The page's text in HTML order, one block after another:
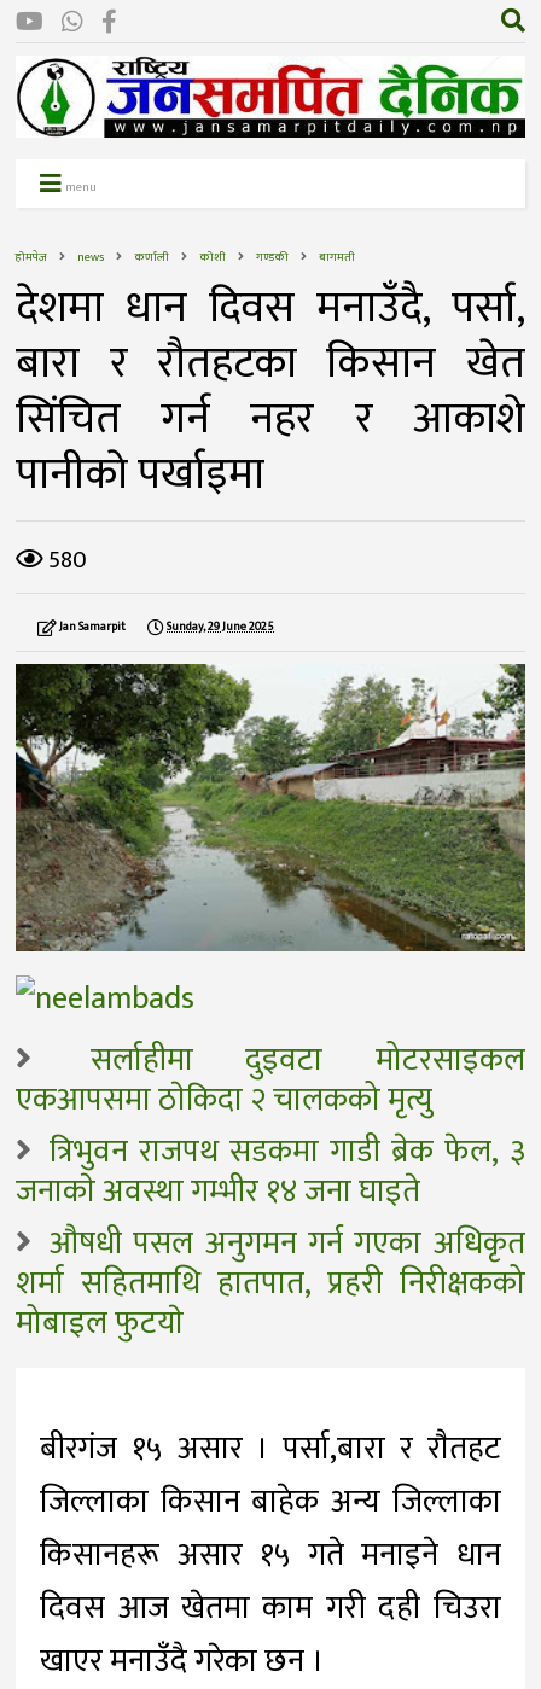
menu
होमपेज news कर्णाली कोशी गण्डकी बागमती
देशमा धान दिवस मनाउँदै, पर्सा,
बारा र राैतहटका किसान खेत
सिंचित गर्न नहर र आकाशे
पानीकाे पर्खाइमा
580
Jan Samarpit Sunday, 29 June 2025
सर्लाहीमा दुइवटा मोटरसाइकल
एकआपसमा ठाेकिदा २ चालकको मृत्यु
त्रिभुवन राजपथ सडकमा गाडी ब्रेक फेल, ३
जनाकाे अवस्था गम्भीर १४ जना घाइते
औषधी पसल अनुगमन गर्न गएका अधिकृत
शर्मा सहितमाथि हातपात, प्रहरी निरीक्षकको
मोबाइल फुटयाे
बीरगंज १५ असार । पर्सा,बारा र राैतहट
जिल्लाका किसान बाहेक अन्य जिल्लाका
किसानहरू असार १५ गते मनाइने धान
दिवस आज खेतमा काम गरी दही चिउरा
खाएर मनाउँदै गरेका छन ।